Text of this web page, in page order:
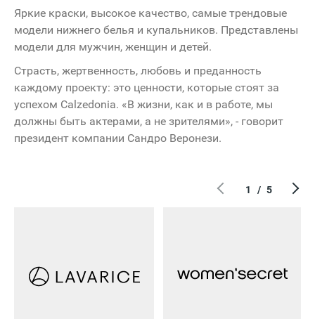
Яркие краски, высокое качество, самые трендовые
модели нижнего белья и купальников. Представлены
модели для мужчин, женщин и детей.
Страсть, жертвенность, любовь и преданность
каждому проекту: это ценности, которые стоят за
успехом Calzedonia. «В жизни, как и в работе, мы
должны быть актерами, а не зрителями», - говорит
президент компании Сандро Веронези.
1 / 5